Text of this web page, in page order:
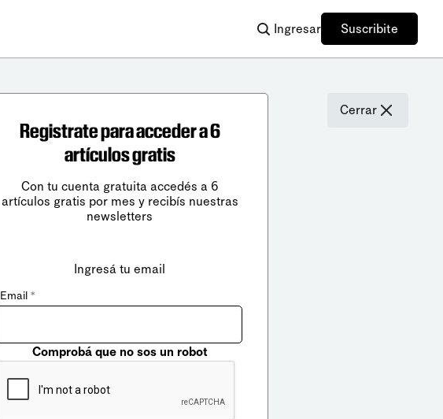
Ingresar Suscribite
Cerrar
Registrate para acceder a 6
artículos gratis
Con tu cuenta gratuita accedés a 6
artículos gratis por mes y recibís nuestras
newsletters
Ingresá tu email
Email *
Comprobá que no sos un robot